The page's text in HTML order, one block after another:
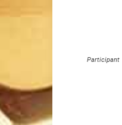
Participant